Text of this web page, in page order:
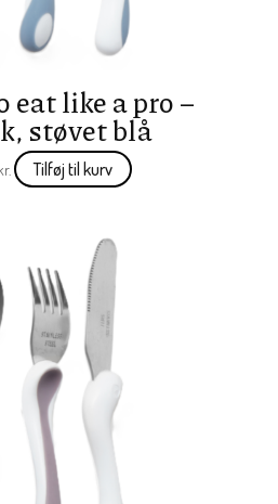
eat like a pro –
støvet blå
Tilføj til kurv